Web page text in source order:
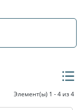
Элемент(ы) 1 - 4 из 4